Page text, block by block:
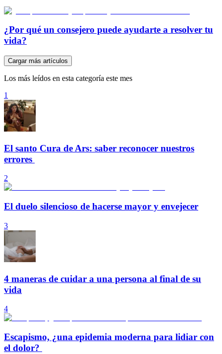
¿Por qué un consejero puede ayudarte a resolver tu
vida?
Cargar más artículos
Los más leídos en esta categoría este mes
1
El santo Cura de Ars: saber reconocer nuestros
errores
2
El duelo silencioso de hacerse mayor y envejecer
3
4 maneras de cuidar a una persona al final de su
vida
4
Escapismo, ¿una epidemia moderna para lidiar con
el dolor?